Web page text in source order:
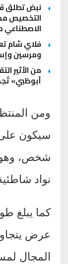
نبض تطلق
التخصيص
الاصطناعي
فلاي شام
ومرسين
من الأثير
أبوظبي»
ومن
شخص، وهو
نواد
المجال